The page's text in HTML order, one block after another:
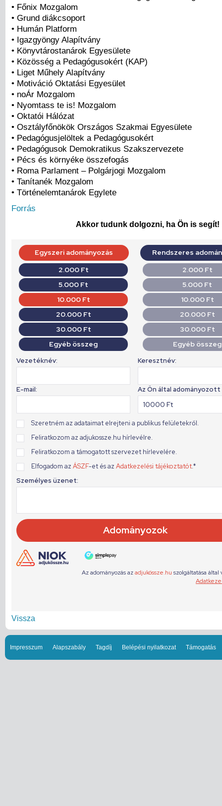
• Főnix Mozgalom
• Grund diákcsoport
• Humán Platform
• Igazgyöngy Alapítvány
• Könyvtárostanárok Egyesülete
• Közösség a Pedagógusokért (KAP)
• Liget Műhely Alapítvány
• Motiváció Oktatási Egyesület
• noÁr Mozgalom
• Nyomtass te is! Mozgalom
• Oktatói Hálózat
• Osztályfőnökök Országos Szakmai Egyesülete
• Pedagógusjelöltek a Pedagógusokért
• Pedagógusok Demokratikus Szakszervezete
• Pécs és környéke összefogás
• Roma Parlament – Polgárjogi Mozgalom
• Tanítanék Mozgalom
• Történelemtanárok Egylete
Forrás
Akkor tudunk dolgozni, ha Ön is segít!
Vissza
Impresszum Alapszabály Tagdíj Belépési nyilatkozat Támogatás